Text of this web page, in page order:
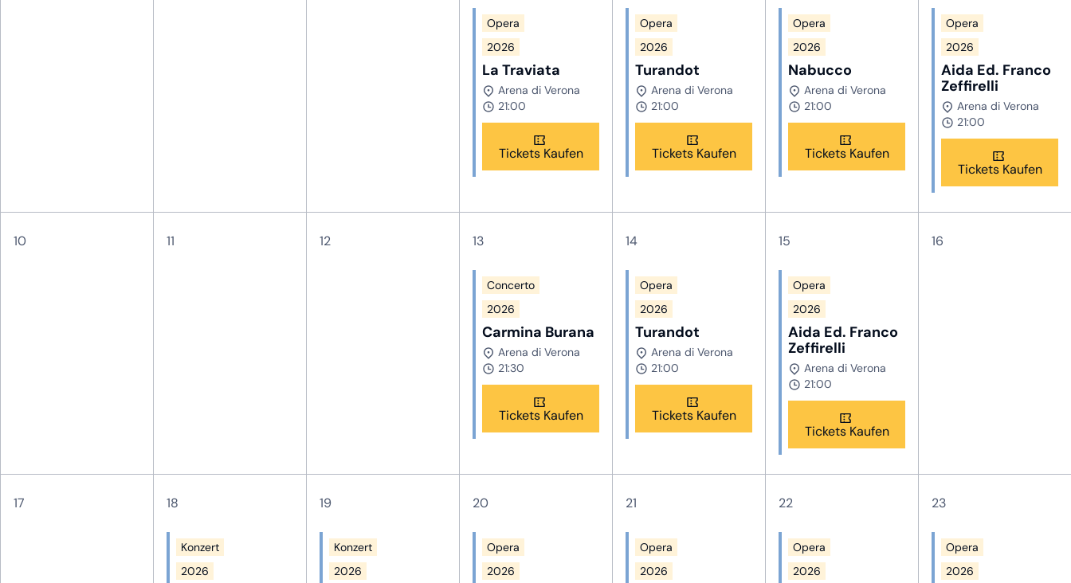
Opera
2026
La Traviata
Arena di Verona
21:00
Tickets Kaufen
Opera
2026
Turandot
Arena di Verona
21:00
Tickets Kaufen
Opera
2026
Nabucco
Arena di Verona
21:00
Tickets Kaufen
Opera
2026
Aida Ed. Franco
Zeffirelli
Arena di Verona
21:00
Tickets Kaufen
10 11 12 13
Concerto
2026
Carmina Burana
Arena di Verona
21:30
Tickets Kaufen
14
Opera
2026
Turandot
Arena di Verona
21:00
Tickets Kaufen
15
Opera
2026
Aida Ed. Franco
Zeffirelli
Arena di Verona
21:00
Tickets Kaufen
16
17 18
Konzert
2026
19
Konzert
2026
20
Opera
2026
21
Opera
2026
22
Opera
2026
23
Opera
2026